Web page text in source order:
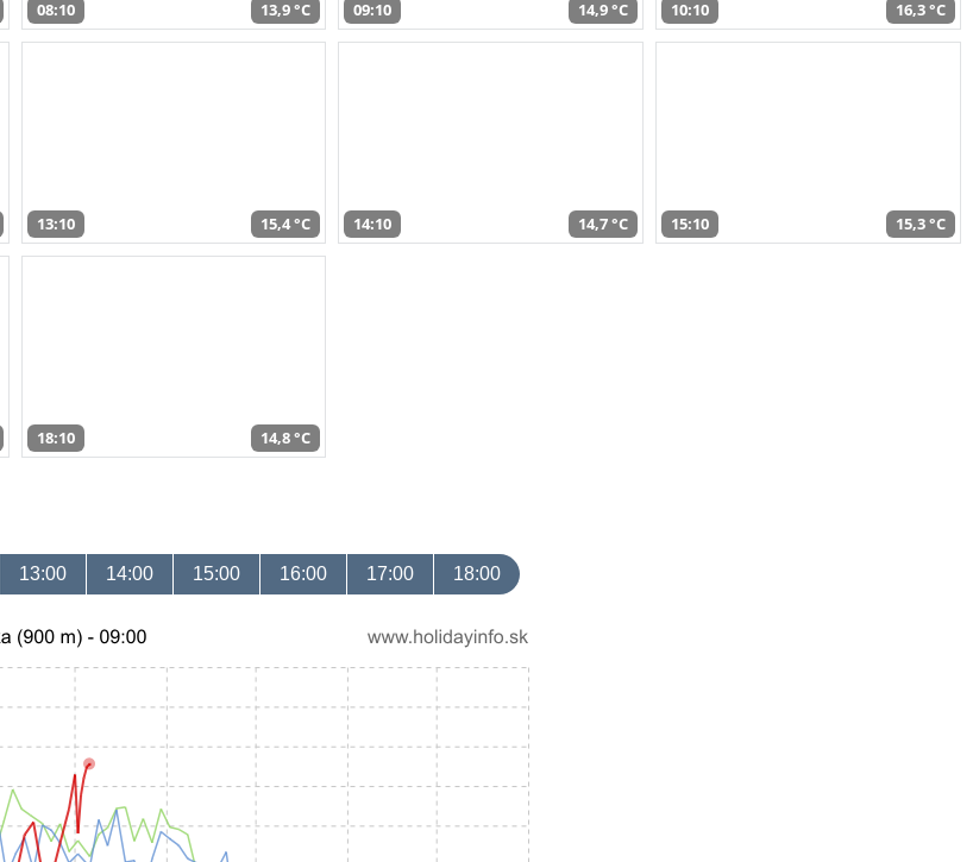
08:10 13,9 °C 09:10 14,9 °C 10:10 16,3 °C
13:10 15,4 °C 14:10 14,7 °C 15:10 15,3 °C
18:10 14,8 °C
13:00 14:00 15:00 16:00 17:00 18:00